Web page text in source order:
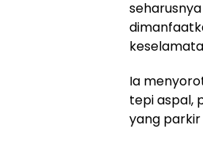
Ia
tepi aspal,
yang